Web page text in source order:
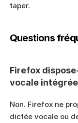
taper.
Questions
Firefox
vocale
Non. Firefox ne
dictée vocale ou